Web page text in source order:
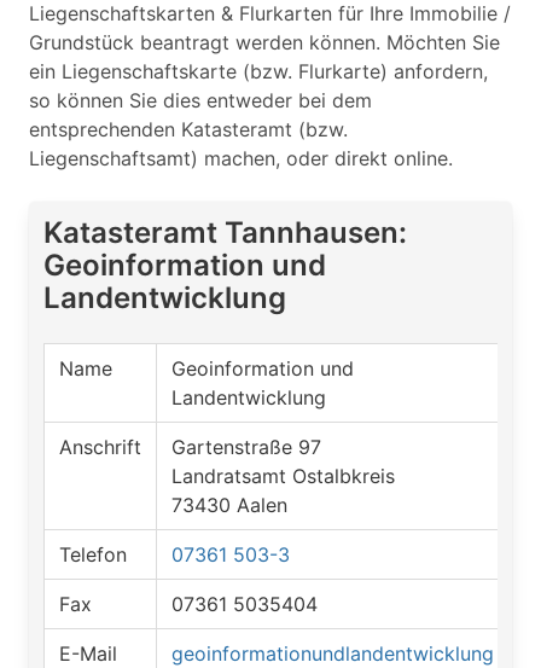
Liegenschaftskarten & Flurkarten für Ihre Immobilie /
Grundstück beantragt werden können. Möchten Sie
ein Liegenschaftskarte (bzw. Flurkarte) anfordern,
so können Sie dies entweder bei dem
entsprechenden Katasteramt (bzw.
Liegenschaftsamt) machen, oder direkt online.
Katasteramt Tannhausen:
Geoinformation und
Landentwicklung
Name
Geoinformation und
Landentwicklung
Anschrift
Gartenstraße 97
Landratsamt Ostalbkreis
73430 Aalen
Telefon 07361 503-3
Fax 07361 5035404
E-Mail geoinformationundlandentwicklung